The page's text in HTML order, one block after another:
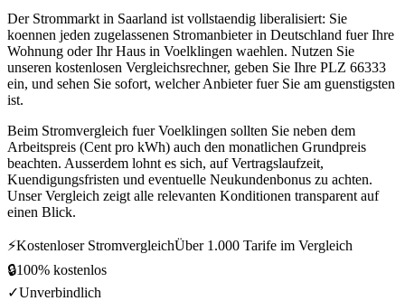
Der Strommarkt in Saarland ist vollstaendig liberalisiert: Sie
koennen jeden zugelassenen Stromanbieter in Deutschland fuer Ihre
Wohnung oder Ihr Haus in Voelklingen waehlen. Nutzen Sie
unseren kostenlosen Vergleichsrechner, geben Sie Ihre PLZ 66333
ein, und sehen Sie sofort, welcher Anbieter fuer Sie am guenstigsten
ist.
Beim Stromvergleich fuer Voelklingen sollten Sie neben dem
Arbeitspreis (Cent pro kWh) auch den monatlichen Grundpreis
beachten. Ausserdem lohnt es sich, auf Vertragslaufzeit,
Kuendigungsfristen und eventuelle Neukundenbonus zu achten.
Unser Vergleich zeigt alle relevanten Konditionen transparent auf
einen Blick.
⚡Kostenloser StromvergleichÜber 1.000 Tarife im Vergleich
🔒100% kostenlos
✓Unverbindlich